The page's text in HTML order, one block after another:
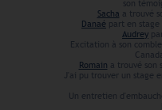
son
Sacha a trouvé
Danaé part en
Audrey
Excitation à son
Romain a trouvé son
J'ai pu trouver un stage
Un entretien